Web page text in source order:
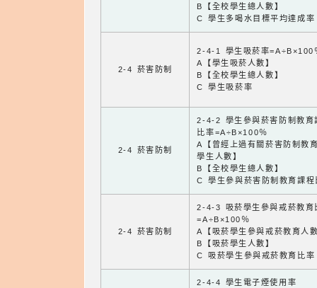
B【全校學生總人數】
C 學生多喝水目標平均達成率
2-4 菸害防制
2-4-1 學生吸菸率=A÷B×100
A【學生吸菸人數】
B【全校學生總人數】
C 學生吸菸率
2-4 菸害防制
2-4-2 學生參與菸害防制教育
比率=A÷B×100％
A【曾經上過有關菸害防制教
學生人數】
B【全校學生總人數】
C 學生參與菸害防制教育課程
2-4 菸害防制
2-4-3 吸菸學生參與戒菸教育
=A÷B×100％
A【吸菸學生參與戒菸教育人
B【吸菸學生人數】
C 吸菸學生參與戒菸教育比率
2-4-4 學生電子煙使用率